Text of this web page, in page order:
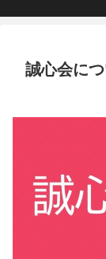
誠心会に